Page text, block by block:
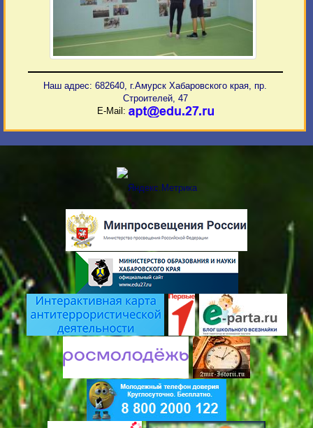
Наш адрес: 682640, г.Амурск Хабаровского края, пр.
Строителей, 47
E-Mail: